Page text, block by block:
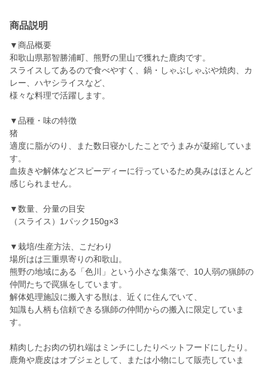
商品説明
▼商品概要
和歌山県那智勝浦町、熊野の里山で獲れた鹿肉です。
スライスしてあるので食べやすく、鍋・しゃぶしゃぶや焼肉、カ
レー、ハヤシライスなど、
様々な料理で活躍します。
▼品種・味の特徴
猪
適度に脂がのり、また数日寝かしたことでうまみが凝縮していま
す。
血抜きや解体などスピーディーに行っているため臭みはほとんど
感じられません。
▼数量、分量の目安
（スライス）1パック150g×3
▼栽培/生産方法、こだわり
場所はは三重県寄りの和歌山。
熊野の地域にある「色川」という小さな集落で、10人弱の猟師の
仲間たちで罠猟をしています。
解体処理施設に搬入する獣は、近くに住んでいて、
知識も人柄も信頼できる猟師の仲間からの搬入に限定していま
す。
精肉したお肉の切れ端はミンチにしたりペットフードにしたり。
鹿角や鹿皮はオブジェとして、または小物にして販売していま